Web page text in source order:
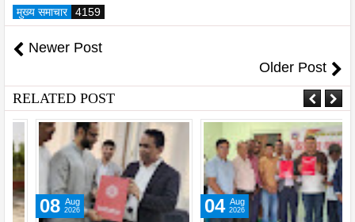
मुख्य समाचार
4159
Newer Post
Older Post
RELATED POST
08 Aug
2026 04 Aug
2026